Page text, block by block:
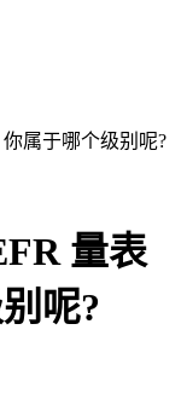
属于哪个级别呢?
量表
呢?